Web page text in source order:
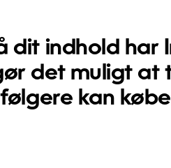
dit indhold har
det muligt at
kan